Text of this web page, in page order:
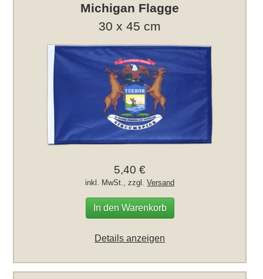
Michigan Flagge
30 x 45 cm
5,40 €
inkl. MwSt., zzgl.Versand
In den Warenkorb
Details anzeigen